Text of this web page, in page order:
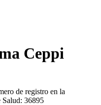
Ceppi
de registro en la
Salud: 36895